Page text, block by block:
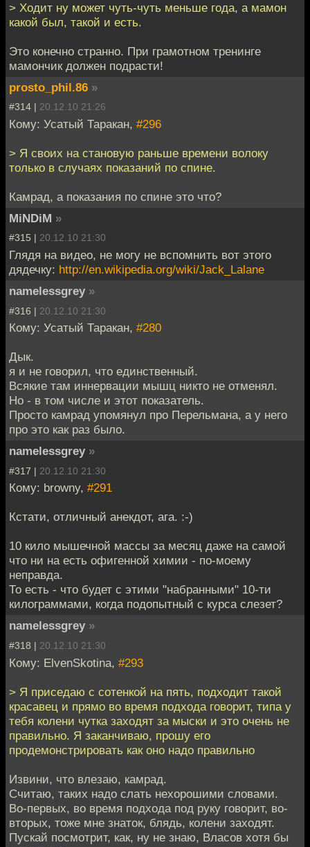
> Ходит ну может чуть-чуть меньше года, а мамон
какой был, такой и есть.
Это конечно странно. При грамотном тренинге
мамончик должен подрасти!
prosto_phil.86 »
#314 | 20.12.10 21:26
Кому: Усатый Таракан, #296
> Я своих на становую раньше времени волоку
только в случаях показаний по спине.
Камрад, а показания по спине это что?
MiNDiM »
#315 | 20.12.10 21:30
Глядя на видео, не могу не вспомнить вот этого
дядечку: http://en.wikipedia.org/wiki/Jack_Lalane
namelessgrey »
#316 | 20.12.10 21:30
Кому: Усатый Таракан, #280
Дык.
я и не говорил, что единственный.
Всякие там иннервации мышц никто не отменял.
Но - в том числе и этот показатель.
Просто камрад упомянул про Перельмана, а у него
про это как раз было.
namelessgrey »
#317 | 20.12.10 21:30
Кому: browny, #291
Кстати, отличный анекдот, ага. :-)
10 кило мышечной массы за месяц даже на самой
что ни на есть офигенной химии - по-моему
неправда.
То есть - что будет с этими "набранными" 10-ти
килограммами, когда подопытный с курса слезет?
namelessgrey »
#318 | 20.12.10 21:30
Кому: ElvenSkotina, #293
> Я приседаю с сотенкой на пять, подходит такой
красавец и прямо во время подхода говорит, типа у
тебя колени чутка заходят за мыски и это очень не
правильно. Я заканчиваю, прошу его
продемонстрировать как оно надо правильно
Извини, что влезаю, камрад.
Считаю, таких надо слать нехорошими словами.
Во-первых, во время подхода под руку говорит, во-
вторых, тоже мне знаток, блядь, колени заходят.
Пускай посмотрит, как, ну не знаю, Власов хотя бы